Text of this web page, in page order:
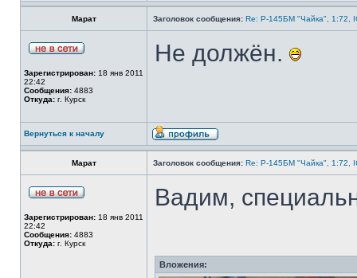
Марат Заголовок сообщения: Re: Р-145БМ "Чайка", 1:72,
Зарегистрирован: 18 янв 2011
22:42
Сообщения: 4883
Откуда: г. Курск
Не должён.
Вернуться к началу
Марат Заголовок сообщения: Re: Р-145БМ "Чайка", 1:72,
Зарегистрирован: 18 янв 2011
22:42
Сообщения: 4883
Откуда: г. Курск
Вадим,
Вложения: